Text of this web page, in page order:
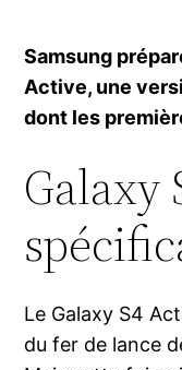
Samsung
Active, une
dont les
Galaxy
Le Galaxy S4
du fer de lance